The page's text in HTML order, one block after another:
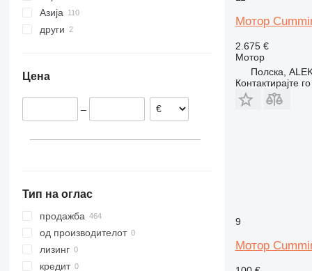
324
325
350
426
428
432
730
773
G-series
L-series
Белгија
Германија
Полска
Азија
други
Цена
–
Тип на оглас
продажба
од производителот
лизинг
кредит
Мотор
2.675 €
Мотор
Полска,
Контактирајте
9
Мотор